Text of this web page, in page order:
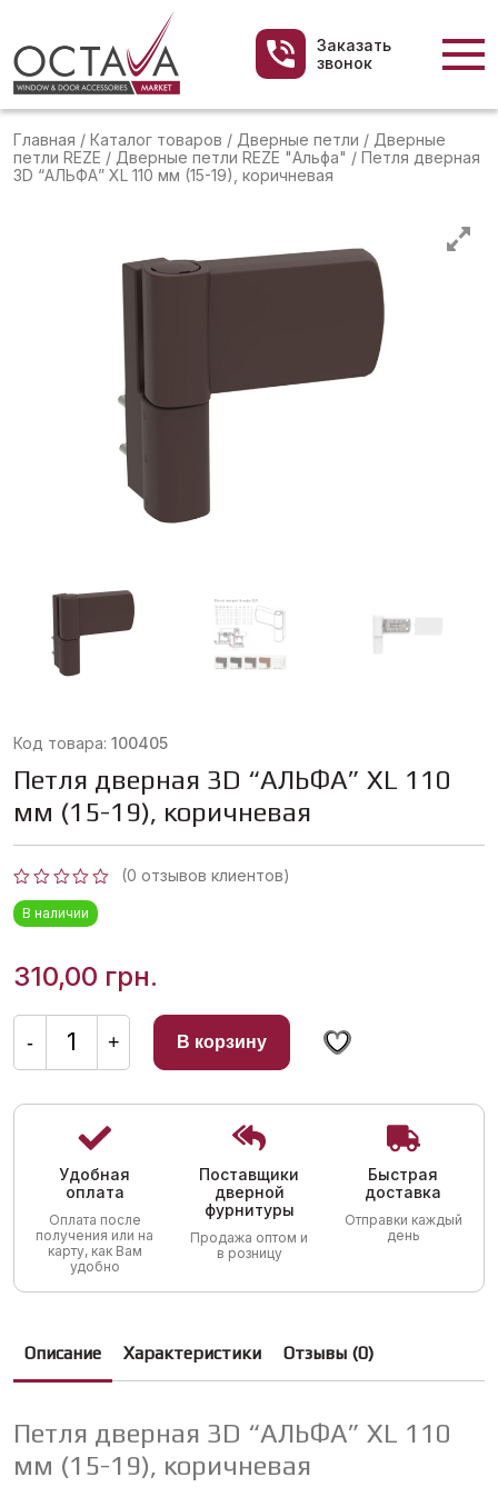
Заказать
звонок
Главная / Каталог товаров / Дверные петли / Дверные
петли REZE / Дверные петли REZE "Альфа" / Петля дверная
3D “АЛЬФА” XL 110 мм (15-19), коричневая
Код товара: 100405
Петля дверная 3D “АЛЬФА” XL 110
мм (15-19), коричневая
Оценка
0
из
(0 отзывов клиентов)
В наличии
310,00 грн.
-
Количество
товара
Петля
дверная
19),
коричневая
+ В корзину
Удобная
оплата
Оплата после
получения или на
карту, как Вам
удобно
Поставщики
дверной
фурнитуры
Продажа оптом и
в розницу
Быстрая
доставка
Отправки каждый
день
Описание Характеристики Отзывы (0)
Петля дверная 3D “АЛЬФА” XL 110
мм (15-19), коричневая